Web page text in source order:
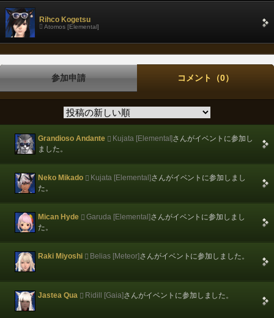
Rihco Kogetsu
Atomos [Elemental]
参加申請 コメント（0）
Grandioso Andante Kujata [Elemental]さんがイベントに参加し
ました。
Neko Mikado Kujata [Elemental]さんがイベントに参加しまし
た。
Mican Hyde Garuda [Elemental]さんがイベントに参加しまし
た。
Raki Miyoshi Belias [Meteor]さんがイベントに参加しました。
Jastea Qua Ridill [Gaia]さんがイベントに参加しました。